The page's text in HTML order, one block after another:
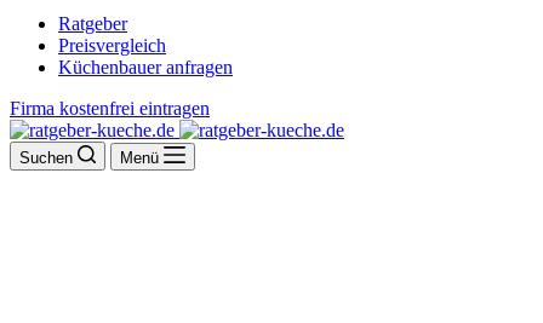
Ratgeber
Preisvergleich
Küchenbauer anfragen
Firma kostenfrei eintragen
Suchen Menü